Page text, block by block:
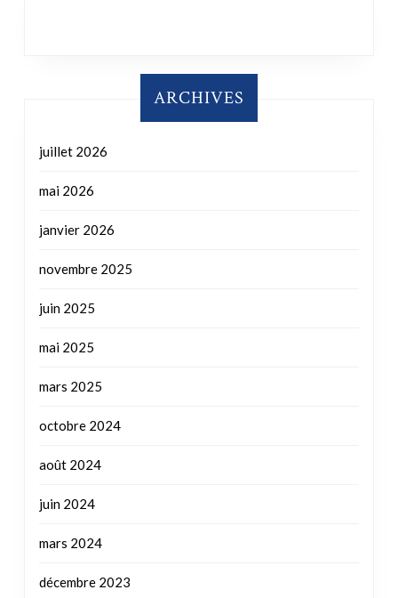
ARCHIVES
juillet 2026
mai 2026
janvier 2026
novembre 2025
juin 2025
mai 2025
mars 2025
octobre 2024
août 2024
juin 2024
mars 2024
décembre 2023